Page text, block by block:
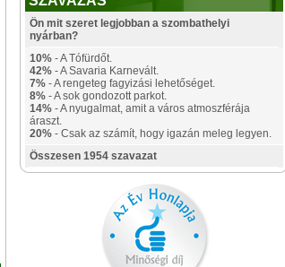
Ön mit szeret legjobban a szombathelyi
nyárban?
10% - A Tófürdőt.
42% - A Savaria Karnevált.
7% - A rengeteg fagyizási lehetőséget.
8% - A sok gondozott parkot.
14% - A nyugalmat, amit a város atmoszférája
áraszt.
20% - Csak az számít, hogy igazán meleg legyen.
Összesen 1954 szavazat